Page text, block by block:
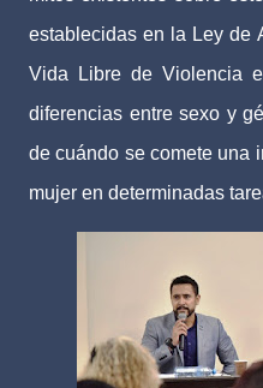
establecidas en la Ley de
Vida Libre de Violencia
diferencias entre sexo y
de cuándo se comete una
mujer en determinadas